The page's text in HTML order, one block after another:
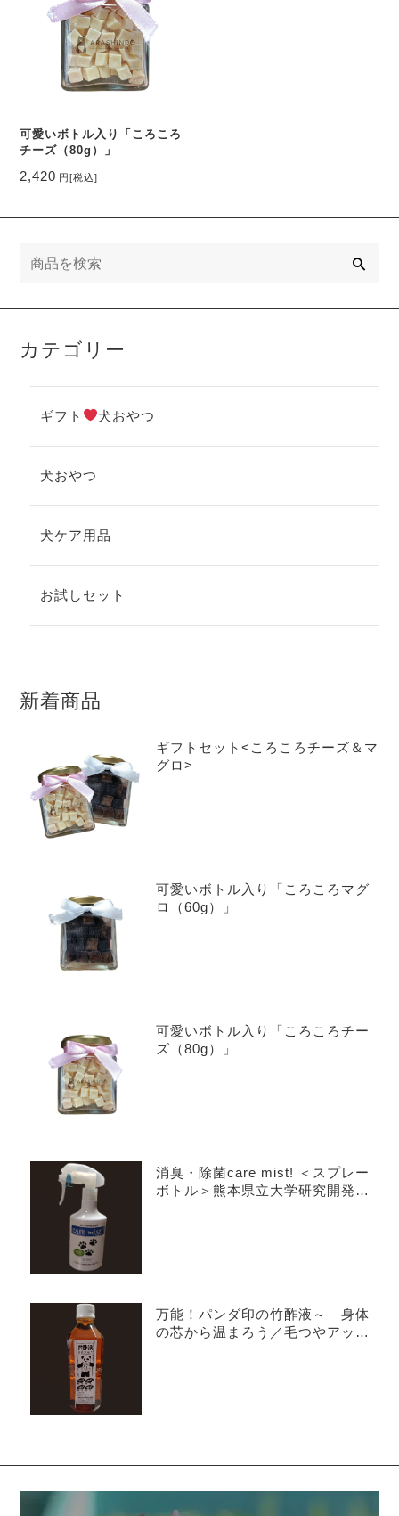
可愛いボトル入り「ころころ
チーズ（80g）」
2,420 円[税込]
カテゴリー
ギフト 犬おやつ
犬おやつ
犬ケア用品
お試しセット
新着商品
ギフトセット<ころころチーズ＆マ
グロ>
可愛いボトル入り「ころころマグ
ロ（60g）」
可愛いボトル入り「ころころチー
ズ（80g）」
消臭・除菌care mist! ＜スプレー
ボトル＞熊本県立大学研究開発の
万能！パンダ印の竹酢液～ 身体
の芯から温まろう／毛つやアップ